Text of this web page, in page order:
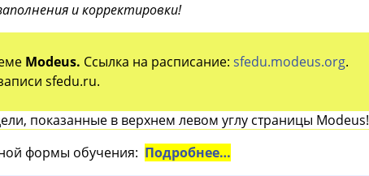
и корректировки!
Modeus. Ссылка на расписание: sfedu.modeus.org.
sfedu.ru.
показанные в верхнем левом углу страницы Modeus!
формы обучения: Подробнее…